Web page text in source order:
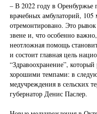
– В 2022 году в
врачебных амбулаторий,
отремонтировано. Это
звене и, что особенно
неотложная помощь
и состоит главная цель
“Здравоохранение”, который
хорошими темпами: в
медучреждения в сельских
губернатор Денис Паслер.